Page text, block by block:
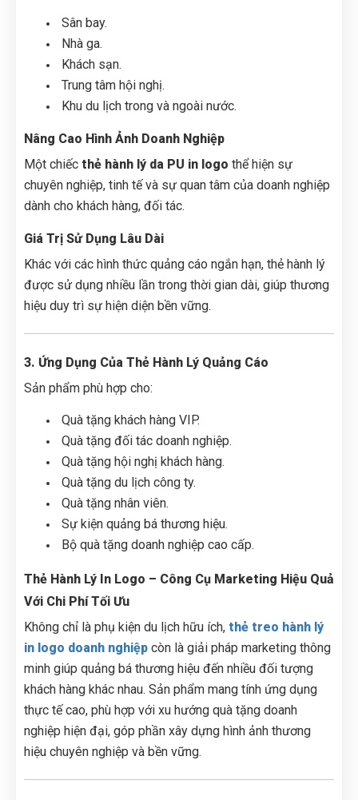
Sân bay.
Nhà ga.
Khách sạn.
Trung tâm hội nghị.
Khu du lịch trong và ngoài nước.
Nâng Cao Hình Ảnh Doanh Nghiệp
Một chiếc thẻ hành lý da PU in logo thể hiện sự
chuyên nghiệp, tinh tế và sự quan tâm của doanh nghiệp
dành cho khách hàng, đối tác.
Giá Trị Sử Dụng Lâu Dài
Khác với các hình thức quảng cáo ngắn hạn, thẻ hành lý
được sử dụng nhiều lần trong thời gian dài, giúp thương
hiệu duy trì sự hiện diện bền vững.
3. Ứng Dụng Của Thẻ Hành Lý Quảng Cáo
Sản phẩm phù hợp cho:
Quà tặng khách hàng VIP.
Quà tặng đối tác doanh nghiệp.
Quà tặng hội nghị khách hàng.
Quà tặng du lịch công ty.
Quà tặng nhân viên.
Sự kiện quảng bá thương hiệu.
Bộ quà tặng doanh nghiệp cao cấp.
Thẻ Hành Lý In Logo – Công Cụ Marketing Hiệu Quả
Với Chi Phí Tối Ưu
Không chỉ là phụ kiện du lịch hữu ích, thẻ treo hành lý
in logo doanh nghiệp còn là giải pháp marketing thông
minh giúp quảng bá thương hiệu đến nhiều đối tượng
khách hàng khác nhau. Sản phẩm mang tính ứng dụng
thực tế cao, phù hợp với xu hướng quà tặng doanh
nghiệp hiện đại, góp phần xây dựng hình ảnh thương
hiệu chuyên nghiệp và bền vững.